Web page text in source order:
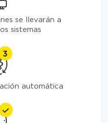
se llevarán a
sistemas
automática